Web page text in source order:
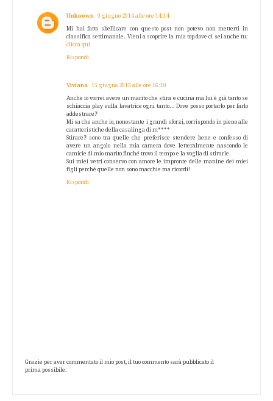
Unknown 9 giugno 2014 alle ore 14:14
Mi hai fatto sbellicare con questo post non potevo non metterti in
classifica settimanale. Vieni a scoprire la mia top dove ci sei anche tu:
clicca qui
Rispondi
Viviana 15 giugno 2015 alle ore 16:10
Anche io vorrei avere un marito che stira e cucina ma lui è già tanto se
schiaccia play sulla lavatrice ogni tanto... Dove posso portarlo per farlo
addestrare?
Mi sa che anche io, nonostante i grandi sforzi, corrispondo in pieno alle
caratteristiche della casalinga di m****
Stirare? sono tra quelle che preferisce stendere bene e confesso di
avere un angolo nella mia camera dove letteralmente nascondo le
camicie di mio marito finché trovo il tempo e la voglia di stirarle.
Sui miei vetri conservo con amore le impronte delle manine dei miei
figli perchè quelle non sono macchie ma ricordi!
Rispondi
Grazie per aver commentato il mio post, il tuo commento sarà pubblicato il
prima possibile.